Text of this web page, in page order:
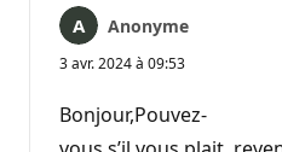
Anonyme
3 avr. 2024 à 09:53
Bonjour,Pouvez-